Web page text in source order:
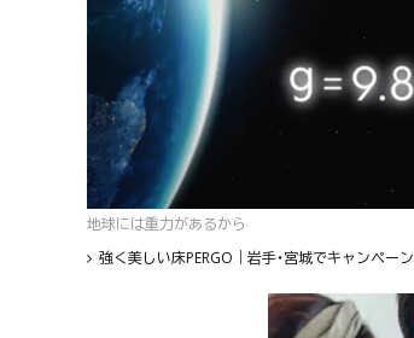
地球には重力があるから
強く美しい床PERGO｜岩手・宮城でキャンペーン